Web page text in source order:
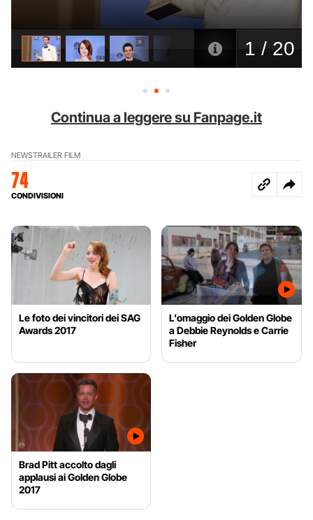
Continua a leggere su Fanpage.it
NEWSTRAILER FILM
74
CONDIVISIONI
Le foto dei vincitori dei SAG
Awards 2017
L'omaggio dei Golden Globe
a Debbie Reynolds e Carrie
Fisher
Brad Pitt accolto dagli
applausi ai Golden Globe
2017